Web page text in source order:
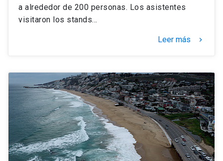
a alrededor de 200 personas. Los asistentes
visitaron los stands…
Leer más keyboard_arrow_right